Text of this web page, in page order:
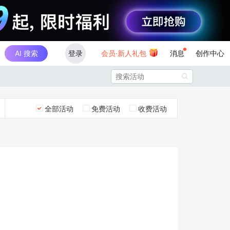
AI 搜索 登录 会员·新人礼包 消息 创作中心

全部活动 免费活动 收费活动